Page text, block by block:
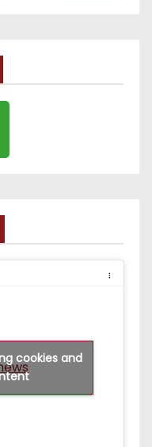
cookies and